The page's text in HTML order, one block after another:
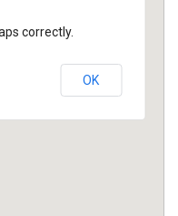
correctly.
OK